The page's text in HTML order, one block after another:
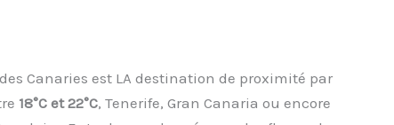
Canaries est LA destination de proximité par
18°C et 22°C, Tenerife, Gran Canaria ou encore